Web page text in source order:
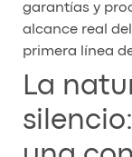
garantías y
alcance real
primera línea
La